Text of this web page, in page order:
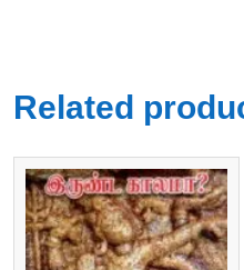
Related